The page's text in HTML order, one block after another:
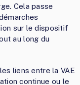
Cela passe
sur le dispositif
au long du
liens entre la VAE
continue ou le